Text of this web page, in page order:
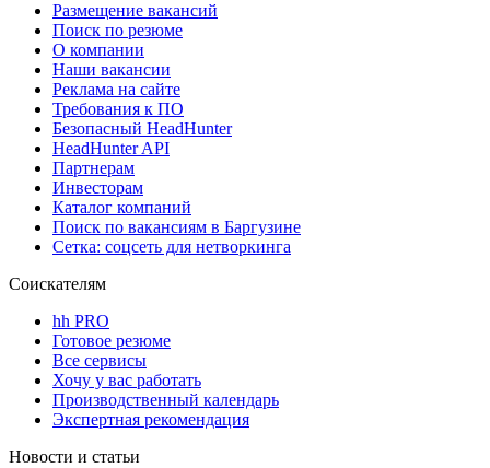
Размещение вакансий
Поиск по резюме
О компании
Наши вакансии
Реклама на сайте
Требования к ПО
Безопасный HeadHunter
HeadHunter API
Партнерам
Инвесторам
Каталог компаний
Поиск по вакансиям в Баргузине
Сетка: соцсеть для нетворкинга
Соискателям
hh PRO
Готовое резюме
Все сервисы
Хочу у вас работать
Производственный календарь
Экспертная рекомендация
Новости и статьи